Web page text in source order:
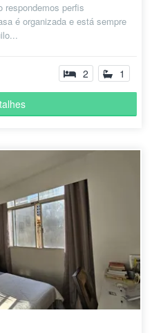
respondemos perfis
é organizada e está sempre
2 1